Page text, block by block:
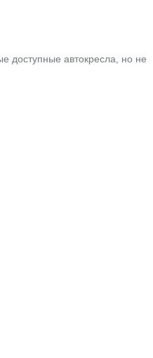
доступные автокресла, но не